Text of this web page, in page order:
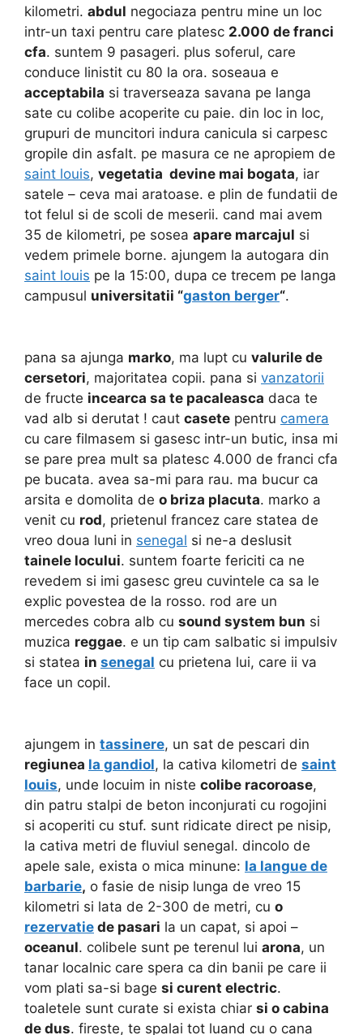
kilometri. abdul negociaza pentru mine un loc
intr-un taxi pentru care platesc 2.000 de franci
cfa. suntem 9 pasageri. plus soferul, care
conduce linistit cu 80 la ora. soseaua e
acceptabila si traverseaza savana pe langa
sate cu colibe acoperite cu paie. din loc in loc,
grupuri de muncitori indura canicula si carpesc
gropile din asfalt. pe masura ce ne apropiem de
saint louis, vegetatia devine mai bogata, iar
satele – ceva mai aratoase. e plin de fundatii de
tot felul si de scoli de meserii. cand mai avem
35 de kilometri, pe sosea apare marcajul si
vedem primele borne. ajungem la autogara din
saint louis pe la 15:00, dupa ce trecem pe langa
campusul universitatii “gaston berger“.
pana sa ajunga marko, ma lupt cu valurile de
cersetori, majoritatea copii. pana si vanzatorii
de fructe incearca sa te pacaleasca daca te
vad alb si derutat ! caut casete pentru camera
cu care filmasem si gasesc intr-un butic, insa mi
se pare prea mult sa platesc 4.000 de franci cfa
pe bucata. avea sa-mi para rau. ma bucur ca
arsita e domolita de o briza placuta. marko a
venit cu rod, prietenul francez care statea de
vreo doua luni in senegal si ne-a deslusit
tainele locului. suntem foarte fericiti ca ne
revedem si imi gasesc greu cuvintele ca sa le
explic povestea de la rosso. rod are un
mercedes cobra alb cu sound system bun si
muzica reggae. e un tip cam salbatic si impulsiv
si statea in senegal cu prietena lui, care ii va
face un copil.
ajungem in tassinere, un sat de pescari din
regiunea la gandiol, la cativa kilometri de saint
louis, unde locuim in niste colibe racoroase,
din patru stalpi de beton inconjurati cu rogojini
si acoperiti cu stuf. sunt ridicate direct pe nisip,
la cativa metri de fluviul senegal. dincolo de
apele sale, exista o mica minune: la langue de
barbarie, o fasie de nisip lunga de vreo 15
kilometri si lata de 2-300 de metri, cu o
rezervatie de pasari la un capat, si apoi –
oceanul. colibele sunt pe terenul lui arona, un
tanar localnic care spera ca din banii pe care ii
vom plati sa-si bage si curent electric.
toaletele sunt curate si exista chiar si o cabina
de dus. fireste, te spalai tot luand cu o cana